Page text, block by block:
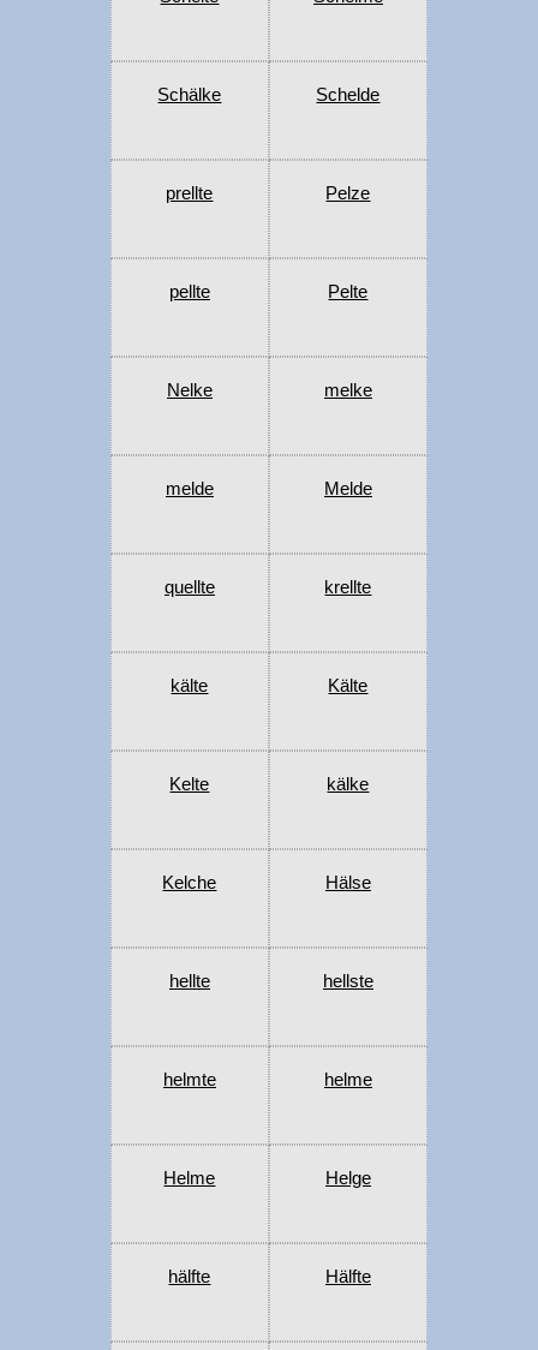
Schälke Schelde
prellte Pelze
pellte Pelte
Nelke melke
melde Melde
quellte krellte
kälte Kälte
Kelte kälke
Kelche Hälse
hellte hellste
helmte helme
Helme Helge
hälfte Hälfte